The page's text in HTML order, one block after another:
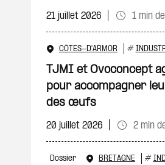
21 juillet 2026 1 min
CÔTES-D'ARMOR #
TJMI et Ovoconcept
pour accompagner
des œufs
20 juillet 2026 2 min
Dossier BRETAGNE #